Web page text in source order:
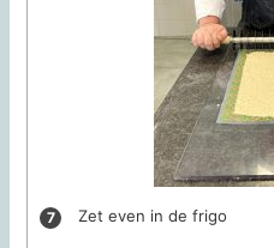
Zet even in de frigo